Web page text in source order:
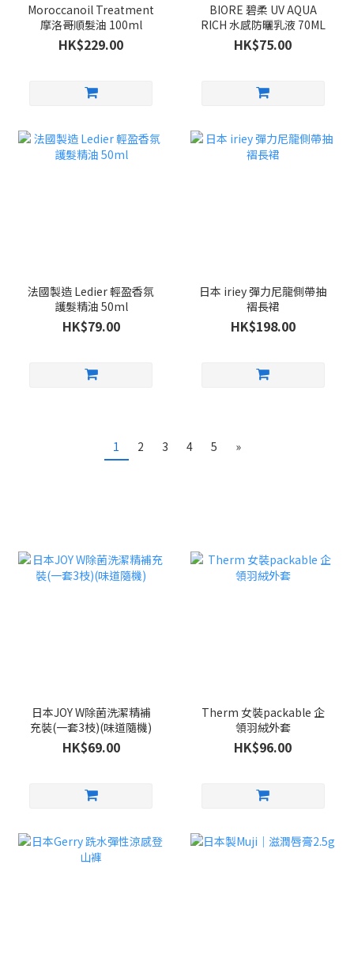
Moroccanoil Treatment
摩洛哥順髮油 100ml
HK$229.00
BIORE 碧柔 UV AQUA
RICH 水感防曬乳液 70ML
HK$75.00
法國製造 Ledier 輕盈香氛
護髮精油 50ml
HK$79.00
日本 iriey 彈力尼龍側帶抽
褶長裙
HK$198.00
1 2 3 4 5 »
日本JOY W除菌洗潔精補
充裝(一套3枝)(味道隨機)
HK$69.00
Therm 女裝packable 企
領羽絨外套
HK$96.00